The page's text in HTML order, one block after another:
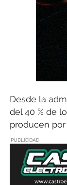
Desde la
del 40 % de
producen
PUBLICIDAD